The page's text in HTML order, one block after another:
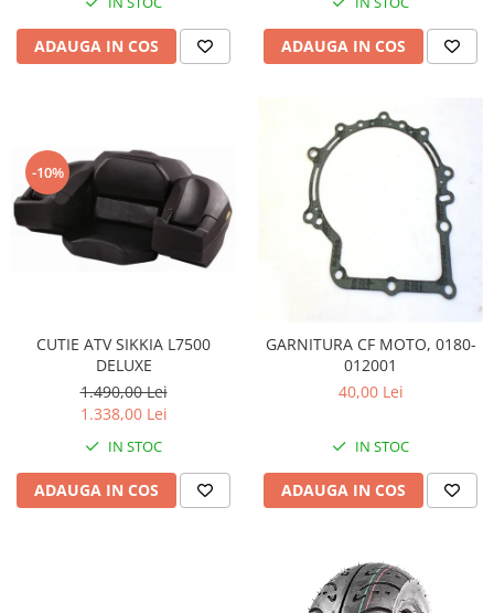
Pompa Presiune
Robinet benzina
CFMOTO
Linhai
Piese Snowmobil
Plastice
Carcase
Sistem de Răcire
ADAUGA IN COS ADAUGA IN COS
-10%
CUTIE ATV SIKKIA L7500
DELUXE
1.490,00 Lei
1.338,00 Lei
IN STOC
ADAUGA IN COS
GARNITURA CF MOTO, 0180-
012001
40,00 Lei
IN STOC
ADAUGA IN COS